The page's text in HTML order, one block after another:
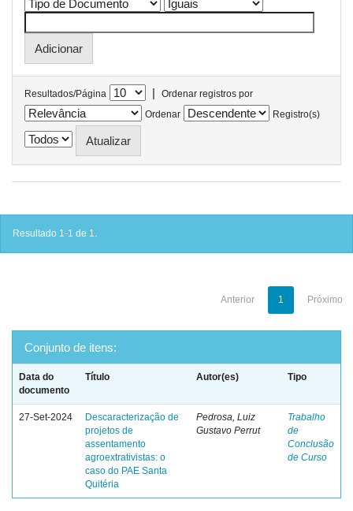
Resultados/Página |
Ordenar registros por
Ordenar
Registro(s)
Resultado 1-1 de 1.
Anterior 1 Próximo
Conjunto de itens:
Data do
documento
Título Autor(es) Tipo
27-Set-2024
Descaracterização de
projetos de
assentamento
agroextrativistas: o
caso do PAE Santa
Quitéria
Pedrosa, Luiz
Gustavo Perrut
Trabalho
de
Conclusão
de Curso